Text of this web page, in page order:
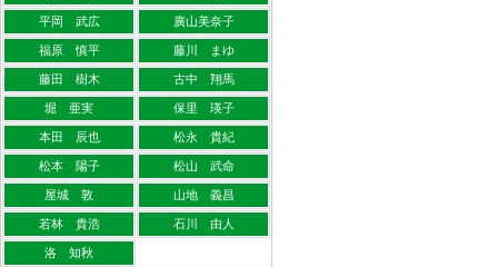
平岡 武広 廣山美奈子
福原 慎平 藤川 まゆ
藤田 樹木 古中 翔馬
堀 亜実 保里 瑛子
本田 辰也 松永 貴紀
松本 陽子 松山 武命
屋城 敦 山地 義昌
若林 貴浩 石川 由人
洛 知秋